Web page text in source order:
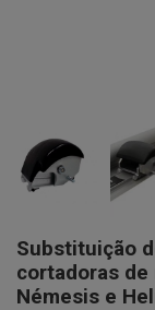
Substituição
cortadoras de
Némesis e